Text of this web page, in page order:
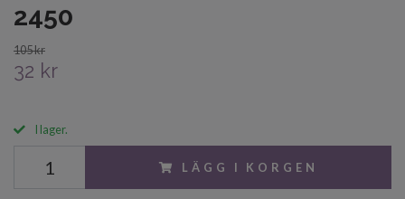
2450
105 kr
32 kr
I lager.
LÄGG I KORGEN